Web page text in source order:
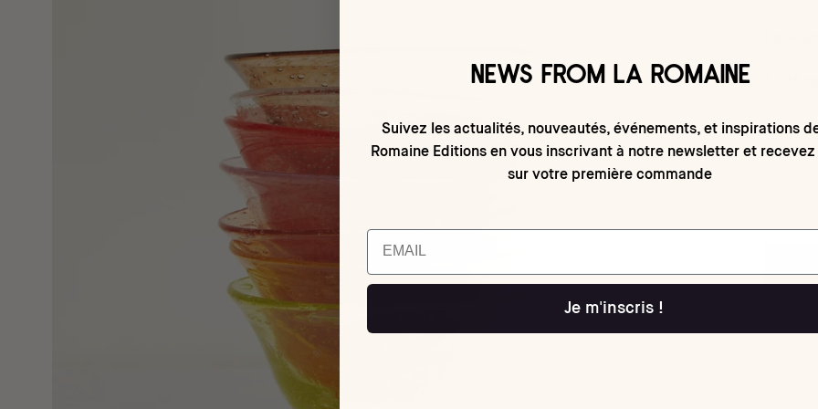
NEWS FROM LA ROMAINE
Suivez les actualités, nouveautés, événements, et inspirations
Romaine Editions en vous inscrivant à notre newsletter et recevez
sur votre première commande
Email
Je m'inscris !